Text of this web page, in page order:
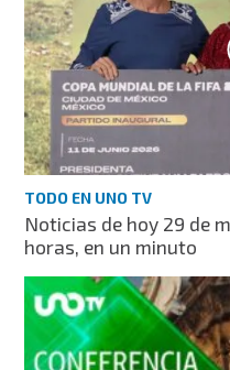
TODO EN UNO TV
Noticias de hoy 29 de
horas, en un minuto